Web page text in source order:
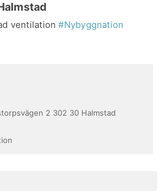
ventilation#Nybyggnation
2 302 30 Halmstad